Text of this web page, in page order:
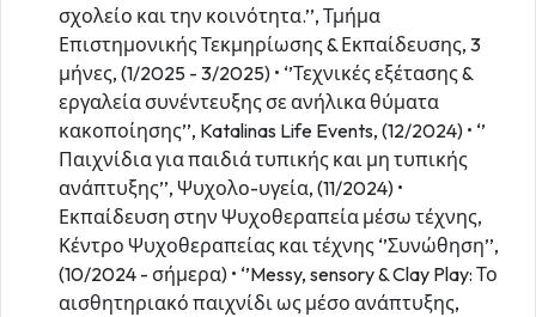
σχολείο και την κοινότητα.’’, Τμήμα
Επιστημονικής Τεκμηρίωσης & Εκπαίδευσης, 3
μήνες, (1/2025 - 3/2025) • ‘’Τεχνικές εξέτασης &
εργαλεία συνέντευξης σε ανήλικα θύματα
κακοποίησης’’, Katalinas Life Events, (12/2024) • ‘’
Παιχνίδια για παιδιά τυπικής και μη τυπικής
ανάπτυξης’’, Ψυχολο-υγεία, (11/2024) •
Εκπαίδευση στην Ψυχοθεραπεία μέσω τέχνης,
Κέντρο Ψυχοθεραπείας και τέχνης ‘’Συνώθηση’’,
(10/2024 - σήμερα) • ‘’Messy, sensory & Clay Play: Το
αισθητηριακό παιχνίδι ως μέσο ανάπτυξης,